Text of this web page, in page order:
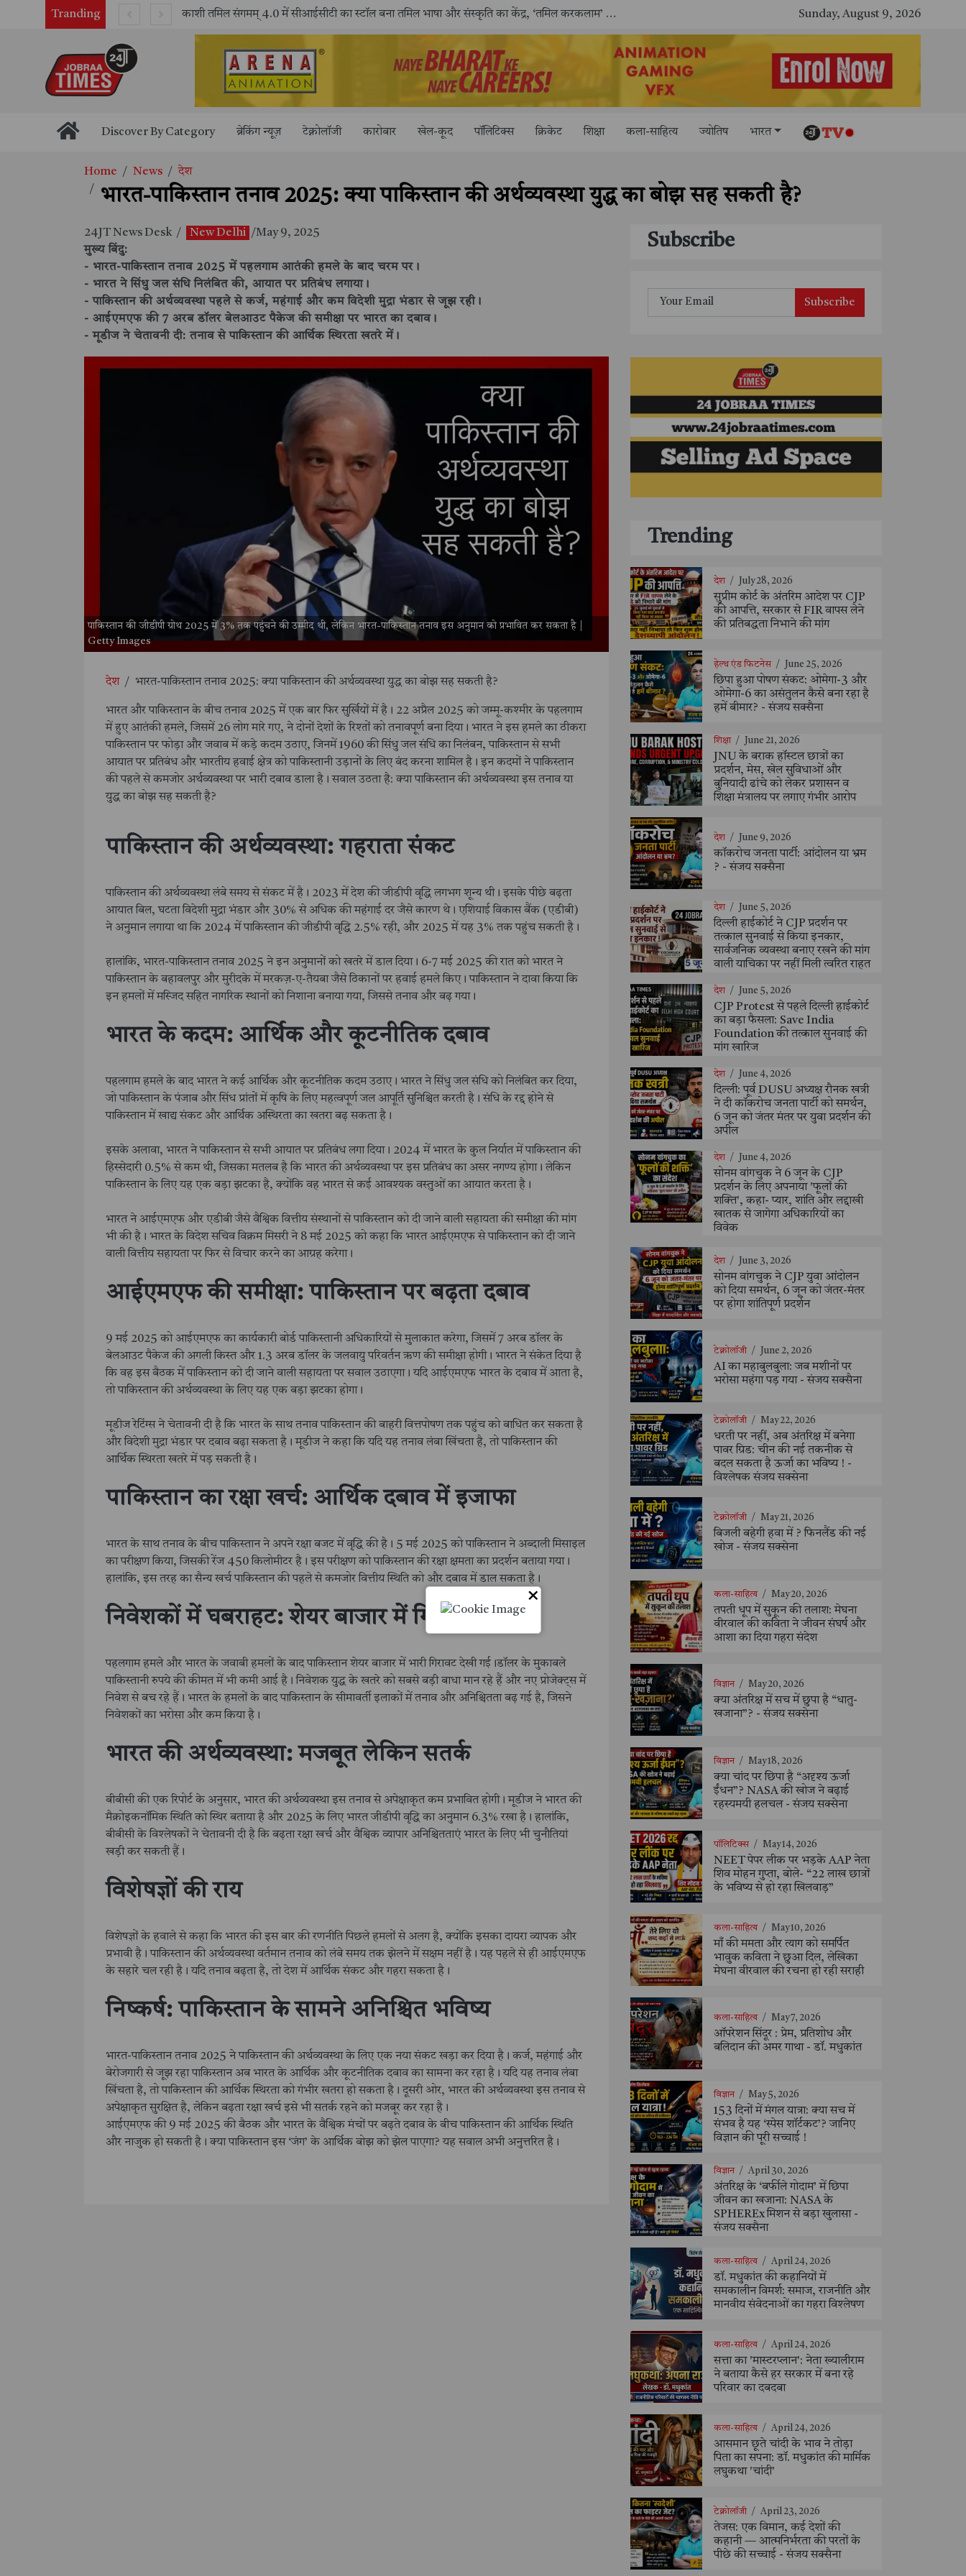
Tranding काशी तमिल संगमम् 4.0 में सीआईसीटी का स्टॉल बना तमिल भाषा और संस्कृति का केंद्र, ‘तमिल करकलाम’ से सीखना हुआ सरल Sunday, August 9, 2026
Discover By Category ब्रेकिंग न्यूज़ टेक्नोलॉजी कारोबार खेल-कूद पॉलिटिक्स क्रिकेट शिक्षा कला-साहित्य ज्योतिष भारत
Home News देश
भारत-पाकिस्तान तनाव 2025: क्या पाकिस्तान की अर्थव्यवस्था युद्ध का बोझ सह सकती है?
24JT News Desk / New Delhi /May 9, 2025
मुख्य बिंदु:
- भारत-पाकिस्तान तनाव 2025 में पहलगाम आतंकी हमले के बाद चरम पर।
- भारत ने सिंधु जल संधि निलंबित की, आयात पर प्रतिबंध लगाया।
- पाकिस्तान की अर्थव्यवस्था पहले से कर्ज, महंगाई और कम विदेशी मुद्रा भंडार से जूझ रही।
- आईएमएफ की 7 अरब डॉलर बेलआउट पैकेज की समीक्षा पर भारत का दबाव।
- मूडीज ने चेतावनी दी: तनाव से पाकिस्तान की आर्थिक स्थिरता खतरे में।
पाकिस्तान की जीडीपी ग्रोथ 2025 में 3% तक पहुंचने की उम्मीद थी, लेकिन भारत-पाकिस्तान तनाव इस अनुमान को प्रभावित कर सकता है |
Getty Images
देश / भारत-पाकिस्तान तनाव 2025: क्या पाकिस्तान की अर्थव्यवस्था युद्ध का बोझ सह सकती है?
भारत और पाकिस्तान के बीच तनाव 2025 में एक बार फिर सुर्खियों में है। 22 अप्रैल 2025 को जम्मू-कश्मीर के पहलगाम
में हुए आतंकी हमले, जिसमें 26 लोग मारे गए, ने दोनों देशों के रिश्तों को तनावपूर्ण बना दिया। भारत ने इस हमले का ठीकरा
पाकिस्तान पर फोड़ा और जवाब में कड़े कदम उठाए, जिनमें 1960 की सिंधु जल संधि का निलंबन, पाकिस्तान से सभी
आयात पर प्रतिबंध और भारतीय हवाई क्षेत्र को पाकिस्तानी उड़ानों के लिए बंद करना शामिल है। इन कदमों ने पाकिस्तान
की पहले से कमजोर अर्थव्यवस्था पर भारी दबाव डाला है। सवाल उठता है: क्या पाकिस्तान की अर्थव्यवस्था इस तनाव या
युद्ध का बोझ सह सकती है?
पाकिस्तान की अर्थव्यवस्था: गहराता संकट
पाकिस्तान की अर्थव्यवस्था लंबे समय से संकट में है। 2023 में देश की जीडीपी वृद्धि लगभग शून्य थी। इसके पीछे बढ़ता
आयात बिल, घटता विदेशी मुद्रा भंडार और 30% से अधिक की महंगाई दर जैसे कारण थे। एशियाई विकास बैंक (एडीबी)
ने अनुमान लगाया था कि 2024 में पाकिस्तान की जीडीपी वृद्धि 2.5% रही, और 2025 में यह 3% तक पहुंच सकती है।
हालांकि, भारत-पाकिस्तान तनाव 2025 ने इन अनुमानों को खतरे में डाल दिया। 6-7 मई 2025 की रात को भारत ने
पाकिस्तान के बहावलपुर और मुरीदके में मरकज़-ए-तैयबा जैसे ठिकानों पर हवाई हमले किए। पाकिस्तान ने दावा किया कि
इन हमलों में मस्जिद सहित नागरिक स्थानों को निशाना बनाया गया, जिससे तनाव और बढ़ गया।
भारत के कदम: आर्थिक और कूटनीतिक दबाव
पहलगाम हमले के बाद भारत ने कई आर्थिक और कूटनीतिक कदम उठाए। भारत ने सिंधु जल संधि को निलंबित कर दिया,
जो पाकिस्तान के पंजाब और सिंध प्रांतों में कृषि के लिए महत्वपूर्ण जल आपूर्ति सुनिश्चित करती है। संधि के रद्द होने से
पाकिस्तान में खाद्य संकट और आर्थिक अस्थिरता का खतरा बढ़ सकता है।
इसके अलावा, भारत ने पाकिस्तान से सभी आयात पर प्रतिबंध लगा दिया। 2024 में भारत के कुल निर्यात में पाकिस्तान की
हिस्सेदारी 0.5% से कम थी, जिसका मतलब है कि भारत की अर्थव्यवस्था पर इस प्रतिबंध का असर नगण्य होगा। लेकिन
पाकिस्तान के लिए यह एक बड़ा झटका है, क्योंकि वह भारत से कई आवश्यक वस्तुओं का आयात करता है।
भारत ने आईएमएफ और एडीबी जैसे वैश्विक वित्तीय संस्थानों से पाकिस्तान को दी जाने वाली सहायता की समीक्षा की मांग
भी की है। भारत के विदेश सचिव विक्रम मिसरी ने 8 मई 2025 को कहा कि भारत आईएमएफ से पाकिस्तान को दी जाने
वाली वित्तीय सहायता पर फिर से विचार करने का आग्रह करेगा।
आईएमएफ की समीक्षा: पाकिस्तान पर बढ़ता दबाव
9 मई 2025 को आईएमएफ का कार्यकारी बोर्ड पाकिस्तानी अधिकारियों से मुलाकात करेगा, जिसमें 7 अरब डॉलर के
बेलआउट पैकेज की अगली किस्त और 1.3 अरब डॉलर के जलवायु परिवर्तन ऋण की समीक्षा होगी। भारत ने संकेत दिया है
कि वह इस बैठक में पाकिस्तान को दी जाने वाली सहायता पर सवाल उठाएगा। यदि आईएमएफ भारत के दबाव में आता है,
तो पाकिस्तान की अर्थव्यवस्था के लिए यह एक बड़ा झटका होगा।
मूडीज रेटिंग्स ने चेतावनी दी है कि भारत के साथ तनाव पाकिस्तान की बाहरी वित्तपोषण तक पहुंच को बाधित कर सकता है
और विदेशी मुद्रा भंडार पर दबाव बढ़ा सकता है। मूडीज ने कहा कि यदि यह तनाव लंबा खिंचता है, तो पाकिस्तान की
आर्थिक स्थिरता खतरे में पड़ सकती है।
पाकिस्तान का रक्षा खर्च: आर्थिक दबाव में इजाफा
भारत के साथ तनाव के बीच पाकिस्तान ने अपने रक्षा बजट में वृद्धि की है। 5 मई 2025 को पाकिस्तान ने अब्दाली मिसाइल
का परीक्षण किया, जिसकी रेंज 450 किलोमीटर है। इस परीक्षण को पाकिस्तान की रक्षा क्षमता का प्रदर्शन बताया गया।
हालांकि, इस तरह का सैन्य खर्च पाकिस्तान की पहले से कमजोर वित्तीय स्थिति को और दबाव में डाल सकता है।
निवेशकों में घबराहट: शेयर बाजार में गिरावट
पहलगाम हमले और भारत के जवाबी हमलों के बाद पाकिस्तान शेयर बाजार में भारी गिरावट देखी गई।डॉलर के मुकाबले
पाकिस्तानी रुपये की कीमत में भी कमी आई है। निवेशक युद्ध के खतरे को सबसे बड़ी बाधा मान रहे हैं और नए प्रोजेक्ट्स में
निवेश से बच रहे हैं। भारत के हमलों के बाद पाकिस्तान के सीमावर्ती इलाकों में तनाव और अनिश्चितता बढ़ गई है, जिसने
निवेशकों का भरोसा और कम किया है।
भारत की अर्थव्यवस्था: मजबूत लेकिन सतर्क
बीबीसी की एक रिपोर्ट के अनुसार, भारत की अर्थव्यवस्था इस तनाव से अपेक्षाकृत कम प्रभावित होगी। मूडीज ने भारत की
मैक्रोइकनॉमिक स्थिति को स्थिर बताया है और 2025 के लिए भारत जीडीपी वृद्धि का अनुमान 6.3% रखा है। हालांकि,
बीबीसी के विश्लेषकों ने चेतावनी दी है कि बढ़ता रक्षा खर्च और वैश्विक व्यापार अनिश्चितताएं भारत के लिए भी चुनौतियां
खड़ी कर सकती हैं।
विशेषज्ञों की राय
विशेषज्ञों के हवाले से कहा कि भारत की इस बार की रणनीति पिछले हमलों से अलग है, क्योंकि इसका दायरा व्यापक और
प्रभावी है। पाकिस्तान की अर्थव्यवस्था वर्तमान तनाव को लंबे समय तक झेलने में सक्षम नहीं है। यह पहले से ही आईएमएफ
के सहारे चल रही है। यदि तनाव बढ़ता है, तो देश में आर्थिक संकट और गहरा सकता है।
निष्कर्ष: पाकिस्तान के सामने अनिश्चित भविष्य
भारत-पाकिस्तान तनाव 2025 ने पाकिस्तान की अर्थव्यवस्था के लिए एक नया संकट खड़ा कर दिया है। कर्ज, महंगाई और
बेरोजगारी से जूझ रहा पाकिस्तान अब भारत के आर्थिक और कूटनीतिक दबाव का सामना कर रहा है। यदि यह तनाव लंबा
खिंचता है, तो पाकिस्तान की आर्थिक स्थिरता को गंभीर खतरा हो सकता है। दूसरी ओर, भारत की अर्थव्यवस्था इस तनाव से
अपेक्षाकृत सुरक्षित है, लेकिन बढ़ता रक्षा खर्च इसे भी सतर्क रहने को मजबूर कर रहा है।
आईएमएफ की 9 मई 2025 की बैठक और भारत के वैश्विक मंचों पर बढ़ते दबाव के बीच पाकिस्तान की आर्थिक स्थिति
और नाजुक हो सकती है। क्या पाकिस्तान इस ‘जंग’ के आर्थिक बोझ को झेल पाएगा? यह सवाल अभी अनुत्तरित है।
Subscribe
Subscribe
Trending
देश / July 28, 2026
सुप्रीम कोर्ट के अंतरिम आदेश पर CJP
की आपत्ति, सरकार से FIR वापस लेने
की प्रतिबद्धता निभाने की मांग
हेल्थ एंड फिटनेस / June 25, 2026
छिपा हुआ पोषण संकट: ओमेगा-3 और
ओमेगा-6 का असंतुलन कैसे बना रहा है
हमें बीमार? - संजय सक्सैना
शिक्षा / June 21, 2026
JNU के बराक हॉस्टल छात्रों का
प्रदर्शन, मेस, खेल सुविधाओं और
बुनियादी ढांचे को लेकर प्रशासन व
शिक्षा मंत्रालय पर लगाए गंभीर आरोप
देश / June 9, 2026
कॉकरोच जनता पार्टी: आंदोलन या भ्रम
? - संजय सक्सैना
देश / June 5, 2026
दिल्ली हाईकोर्ट ने CJP प्रदर्शन पर
तत्काल सुनवाई से किया इनकार,
सार्वजनिक व्यवस्था बनाए रखने की मांग
वाली याचिका पर नहीं मिली त्वरित राहत
देश / June 5, 2026
CJP Protest से पहले दिल्ली हाईकोर्ट
का बड़ा फैसला: Save India
Foundation की तत्काल सुनवाई की
मांग खारिज
देश / June 4, 2026
दिल्ली: पूर्व DUSU अध्यक्ष रौनक खत्री
ने दी कॉकरोच जनता पार्टी को समर्थन,
6 जून को जंतर मंतर पर युवा प्रदर्शन की
अपील
देश / June 4, 2026
सोनम वांगचुक ने 6 जून के CJP
प्रदर्शन के लिए अपनाया 'फूलों की
शक्ति', कहा- प्यार, शांति और लद्दाखी
खातक से जागेगा अधिकारियों का
विवेक
देश / June 3, 2026
सोनम वांगचुक ने CJP युवा आंदोलन
को दिया समर्थन, 6 जून को जंतर-मंतर
पर होगा शांतिपूर्ण प्रदर्शन
टेक्नोलॉजी / June 2, 2026
AI का महाबुलबुला: जब मशीनों पर
भरोसा महंगा पड़ गया - संजय सक्सैना
टेक्नोलॉजी / May 22, 2026
धरती पर नहीं, अब अंतरिक्ष में बनेगा
पावर ग्रिड: चीन की नई तकनीक से
बदल सकता है ऊर्जा का भविष्य ! -
विश्लेषक संजय सक्सेना
टेक्नोलॉजी / May 21, 2026
बिजली बहेगी हवा में ? फिनलैंड की नई
खोज - संजय सक्सेना
कला-साहित्य / May 20, 2026
तपती धूप में सुकून की तलाश: मेघना
वीरवाल की कविता ने जीवन संघर्ष और
आशा का दिया गहरा संदेश
विज्ञान / May 20, 2026
क्या अंतरिक्ष में सच में छुपा है “धातु-
खजाना”? - संजय सक्सेना
विज्ञान / May 18, 2026
क्या चांद पर छिपा है “अदृश्य ऊर्जा
ईंधन”? NASA की खोज ने बढ़ाई
रहस्यमयी हलचल - संजय सक्सेना
पॉलिटिक्स / May 14, 2026
NEET पेपर लीक पर भड़के AAP नेता
शिव मोहन गुप्ता, बोले- “22 लाख छात्रों
के भविष्य से हो रहा खिलवाड़”
कला-साहित्य / May 10, 2026
माँ की ममता और त्याग को समर्पित
भावुक कविता ने छुआ दिल, लेखिका
मेघना वीरवाल की रचना हो रही सराही
कला-साहित्य / May 7, 2026
ऑपरेशन सिंदूर : प्रेम, प्रतिशोध और
बलिदान की अमर गाथा - डॉ. मधुकांत
विज्ञान / May 5, 2026
153 दिनों में मंगल यात्रा: क्या सच में
संभव है यह ‘स्पेस शॉर्टकट’? जानिए
विज्ञान की पूरी सच्चाई !
विज्ञान / April 30, 2026
अंतरिक्ष के ‘बर्फीले गोदाम’ में छिपा
जीवन का खजाना: NASA के
SPHEREx मिशन से बड़ा खुलासा -
संजय सक्सैना
कला-साहित्य / April 24, 2026
डॉ. मधुकांत की कहानियों में
समकालीन विमर्श: समाज, राजनीति और
मानवीय संवेदनाओं का गहरा विश्लेषण
कला-साहित्य / April 24, 2026
सत्ता का 'मास्टरप्लान': नेता ख्यालीराम
ने बताया कैसे हर सरकार में बना रहे
परिवार का दबदबा
कला-साहित्य / April 24, 2026
आसमान छूते चांदी के भाव ने तोड़ा
पिता का सपना: डॉ. मधुकांत की मार्मिक
लघुकथा 'चांदी'
टेक्नोलॉजी / April 23, 2026
तेजस: एक विमान, कई देशों की
कहानी — आत्मनिर्भरता की परतों के
पीछे की सच्चाई - संजय सक्सैना
×